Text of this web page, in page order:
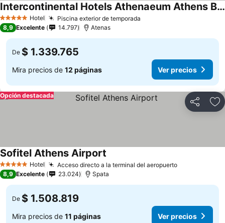
5 Estrellas Hotel Piscina exterior de temporada
Intercontinental Hotels Athenaeum Athens By Ihg
Ver precios
8,9 Excelente 14.797 Atenas
De $ 1.339.765
Mira precios de 12 páginas Ver precios
Compartir
Opción destacada
5 Estrellas Hotel Acceso directo a la terminal del aeropuertoVer precios
Sofitel Athens Airport
8,9 Excelente 23.024 Spata
De $ 1.508.819
Mira precios de 11 páginas Ver precios